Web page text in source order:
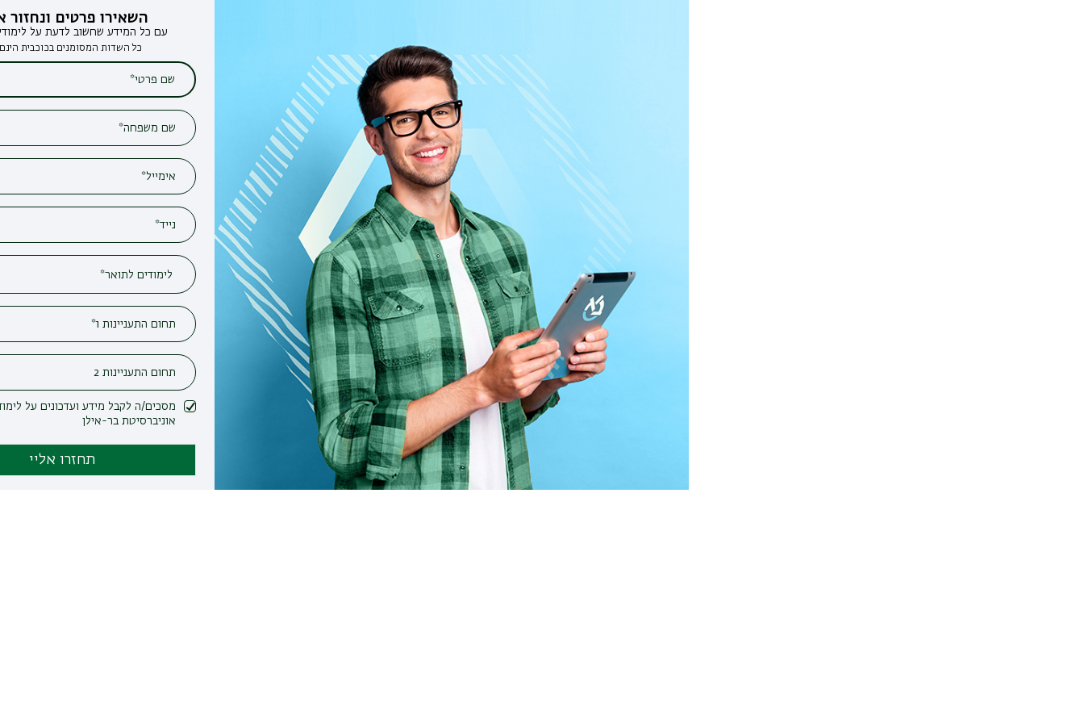
השאירו פרטים ונחזור אליכם
עם כל המידע שחשוב לדעת על לימודים בבר-אילן
כל השדות המסומנים בכוכבית הינם חובה*
מסכים/ה לקבל מידע ועדכונים על לימודים ופעילות
אוניברסיטת בר-אילן